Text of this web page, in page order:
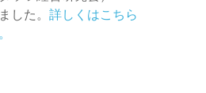
した。 詳しくはこちら